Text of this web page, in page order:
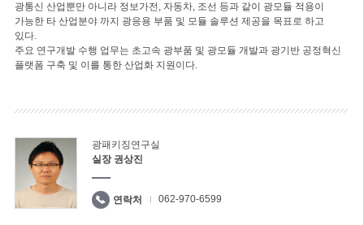
광통신 산업뿐만 아니라 정보가전, 자동차, 조선 등과 같이 광모듈 적용이
가능한 타 산업분야 까지 광응용 부품 및 모듈 솔루션 제공을 목표로 하고
있다.
주요 연구개발 수행 업무는 초고속 광부품 및 광모듈 개발과 광기반 공정혁신
플랫폼 구축 및 이를 통한 산업화 지원이다.
광패키징연구실
실장 권상진
연락처 062-970-6599